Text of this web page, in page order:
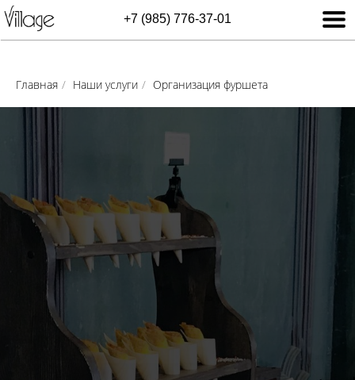
+7 (985) 776-37-01
Главная / Наши услуги / Организация фуршета